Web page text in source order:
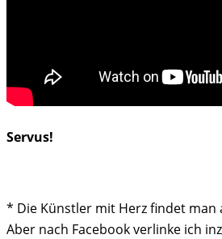
Servus!
* Die Künstler mit Herz findet man
Aber nach Facebook verlinke ich